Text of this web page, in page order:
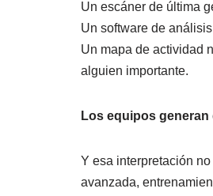
Un escáner de última
Un software de
Un mapa de actividad
alguien importante.
Los equipos
Y esa interpretación
avanzada,